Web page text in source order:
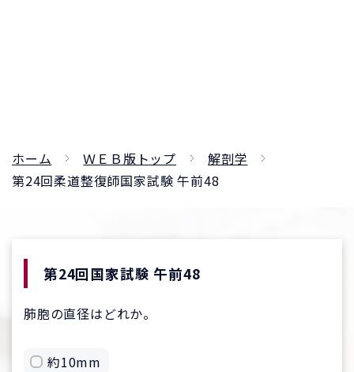
ホーム ＷＥＢ版トップ
解剖学
第24回柔道整復師国家試験 午前48
第24回国家試験 午前48
肺胞の直径はどれか。
約10mm